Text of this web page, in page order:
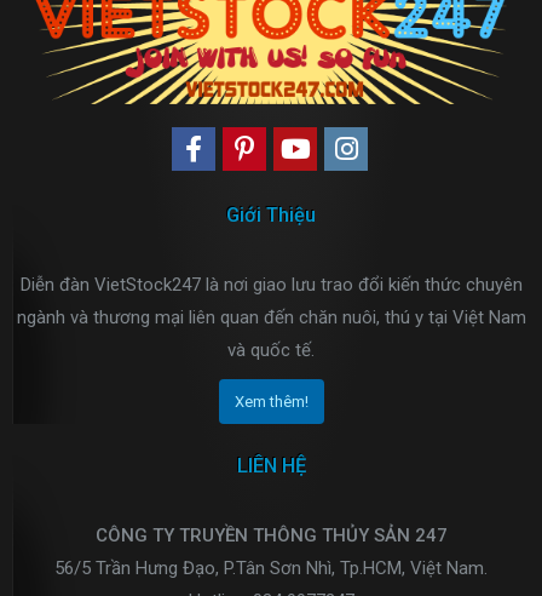
Giới Thiệu
Diễn đàn VietStock247 là nơi giao lưu trao đổi kiến thức chuyên
ngành và thương mại liên quan đến chăn nuôi, thú y tại Việt Nam
và quốc tế.
Xem thêm!
LIÊN HỆ
CÔNG TY TRUYỀN THÔNG THỦY SẢN 247
56/5 Trần Hưng Đạo, P.Tân Sơn Nhì, Tp.HCM, Việt Nam.